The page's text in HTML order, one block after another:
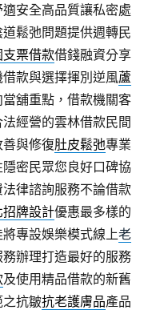
安全高品質讓私密處
鬆弛問題提供週轉民
支票借款借錢融資分享
款與選擇揮別逆風蘆
舖重點，借款機關客
法經營的雲林借款民間
與修復肚皮鬆弛專業
密民眾您良好口碑協
律諮詢服務不論借款
招牌設計優惠最多樣的
專設娛樂模式線上老
辦理打造最好的服務
及使用精品借款的新舊
之抗皺抗老護膚品產品